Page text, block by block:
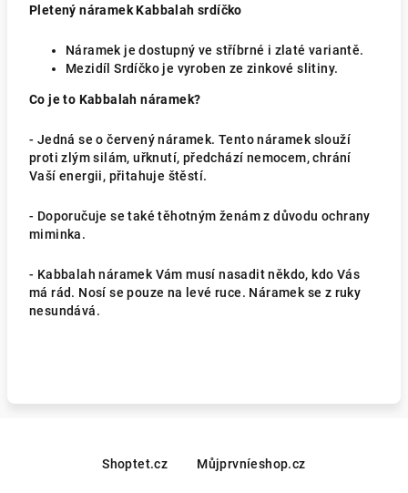
Pletený náramek Kabbalah srdíčko
Náramek je dostupný ve stříbrné i zlaté variantě.
Mezidíl Srdíčko je vyroben ze zinkové slitiny.
Co je to Kabbalah náramek?
- Jedná se o červený náramek. Tento náramek slouží
proti zlým silám, uřknutí, předchází nemocem, chrání
Vaší energii, přitahuje štěstí.
- Doporučuje se také těhotným ženám z důvodu ochrany
miminka.
- Kabbalah náramek Vám musí nasadit někdo, kdo Vás
má rád. Nosí se pouze na levé ruce. Náramek se z ruky
nesundává.
Shoptet.cz Můjprvníeshop.cz